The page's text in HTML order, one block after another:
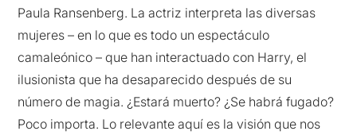
Paula Ransenberg. La actriz interpreta las diversas
mujeres – en lo que es todo un espectáculo
camaleónico – que han interactuado con Harry, el
ilusionista que ha desaparecido después de su
número de magia. ¿Estará muerto? ¿Se habrá fugado?
Poco importa. Lo relevante aquí es la visión que nos